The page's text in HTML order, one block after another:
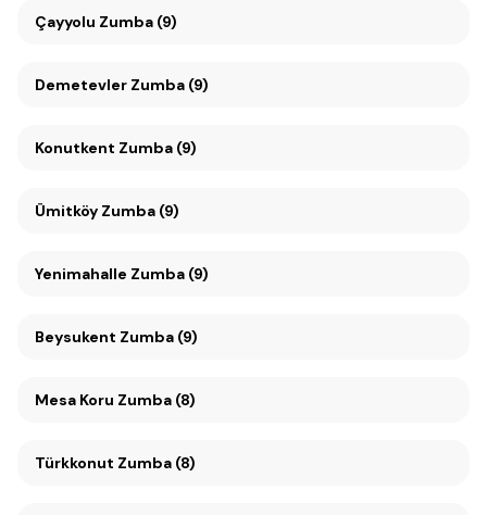
Çayyolu Zumba (9)
Demetevler Zumba (9)
Konutkent Zumba (9)
Ümitköy Zumba (9)
Yenimahalle Zumba (9)
Beysukent Zumba (9)
Mesa Koru Zumba (8)
Türkkonut Zumba (8)